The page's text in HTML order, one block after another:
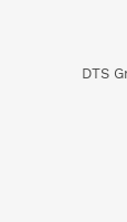
DTS